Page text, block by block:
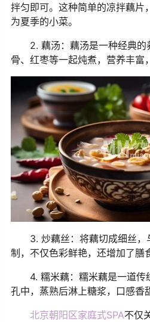
拌匀即可。这种简单的凉拌藕片
为夏季的小菜。
2. 藕汤：藕汤是一种经典
骨、红枣等一起炖煮，营养丰富
3. 炒藕丝：将藕切成细丝
制，不仅色彩鲜艳，还增加了膳
4. 糯米藕：糯米藕是一道
孔中，蒸熟后淋上糖浆，口感香
北京朝阳区家庭式SPA不仅